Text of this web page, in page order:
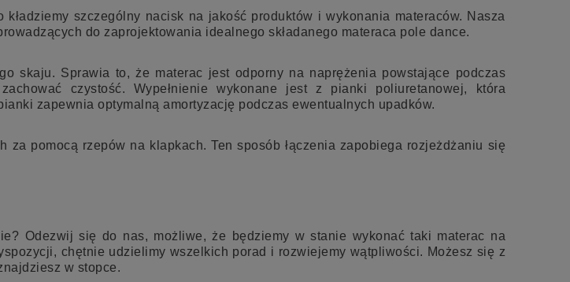
szczególny nacisk na jakość produktów i wykonania materaców. Nasza
do zaprojektowania idealnego składanego materaca pole dance.
skaju. Sprawia to, że materac jest odporny na naprężenia powstające podczas
czystość. Wypełnienie wykonane jest z pianki poliuretanowej, która
zapewnia optymalną amortyzację podczas ewentualnych upadków.
za pomocą rzepów na klapkach. Ten sposób łączenia zapobiega rozjeżdżaniu się
Odezwij się do nas, możliwe, że będziemy w stanie wykonać taki materac na
chętnie udzielimy wszelkich porad i rozwiejemy wątpliwości. Możesz się z
w stopce.